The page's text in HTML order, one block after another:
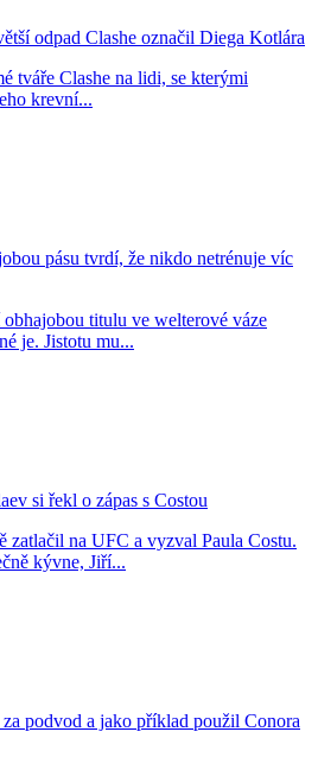
odpad Clashe označil Diega Kotlára
tváře Clashe na lidi, se kterými
krevní...
pásu tvrdí, že nikdo netrénuje víc
titulu ve welterové váze
je. Jistotu mu...
si řekl o zápas s Costou
zatlačil na UFC a vyzval Paula Costu.
kývne, Jiří...
podvod a jako příklad použil Conora